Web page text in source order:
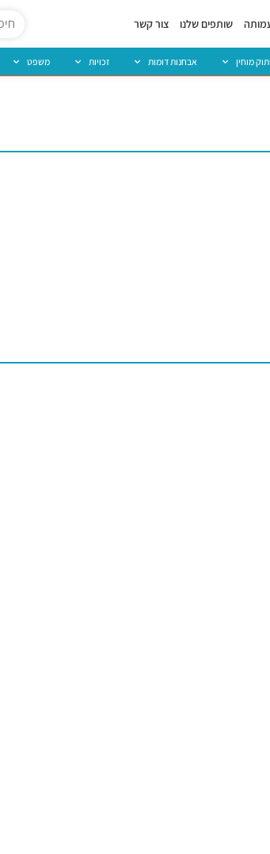
שותפים שלנו צור קשר
מוחין אבחנות דומות זכויות משפט